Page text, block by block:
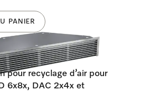
PANIER
pour recyclage d’air pour
6x8x, DAC 2x4x et